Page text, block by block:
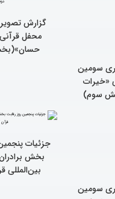
قرآنی جهان
گزارش
محفل